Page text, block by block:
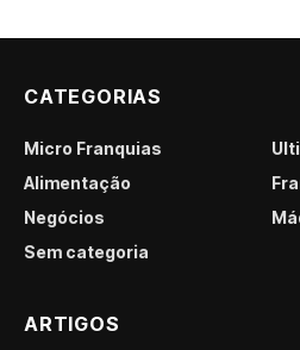
CATEGORIAS
Micro Franquias
Alimentação
Negócios
Sem categoria
ARTIGOS